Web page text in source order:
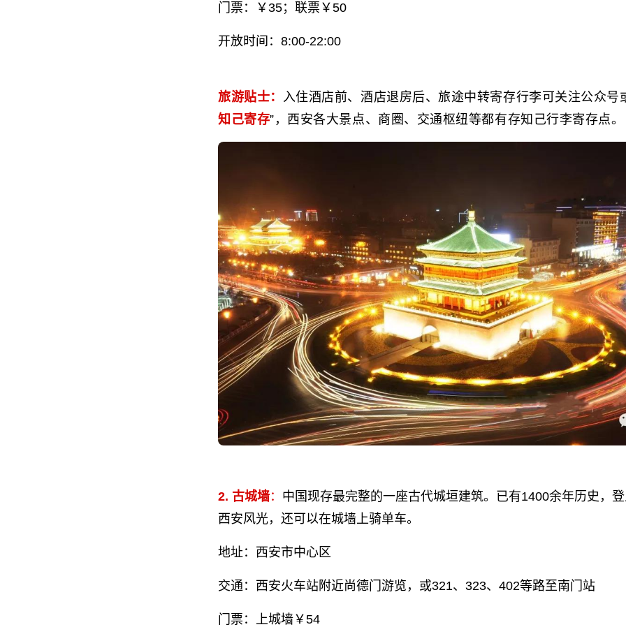
门票：￥35；联票￥50
开放时间：8:00-22:00
旅游贴士： 入住酒店前、酒店退房后、旅途中转寄存行李可关注公众号
知己寄存”，西安各大景点、商圈、交通枢纽等都有存知己行李寄存点。
2. 古城墙： 中国现存最完整的一座古代城垣建筑。已有1400余年历史，
西安风光，还可以在城墙上骑单车。
地址：西安市中心区
交通：西安火车站附近尚德门游览，或321、323、402等路至南门站
门票：上城墙￥54